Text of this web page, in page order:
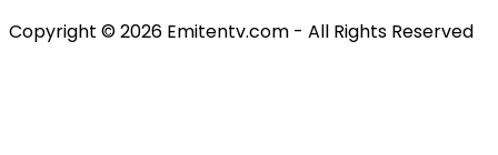
Copyright © 2026 Emitentv.com - All Rights Reserved